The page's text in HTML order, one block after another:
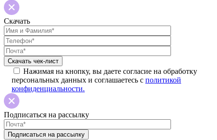
Скачать
Нажимая на кнопку, вы даете согласие на обработку
персональных данных и соглашаетесь с политикой
конфиденциальности.
Подписаться на рассылку